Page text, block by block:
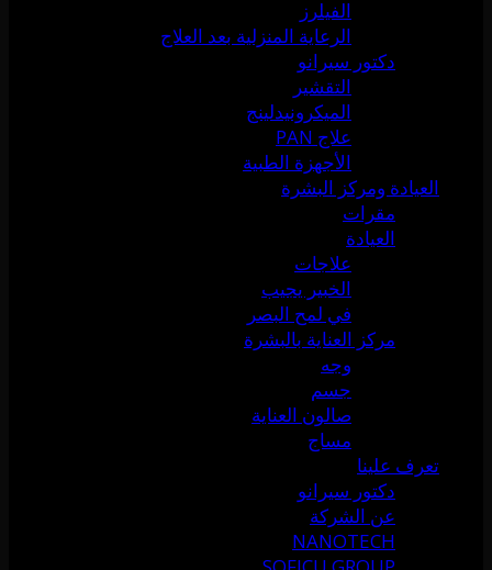
الفيلرز
الرعاية المنزلية بعد العلاج
دكتور سيرانو
التقشير
الميكرونيدلينج
علاج PAN
الأجهزة الطبية
العيادة ومركز البشرة
مقرات
العيادة
علاجات
الخبير يجيب
في لمح البصر
مركز العناية بالبشرة
وجه
جسم
صالون العناية
مساج
تعرف علينا
دكتور سيرانو
عن الشركة
NANOTECH